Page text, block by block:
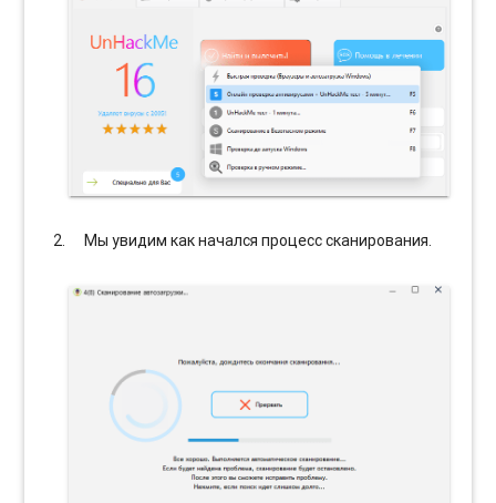
Мы увидим как начался процесс сканирования.